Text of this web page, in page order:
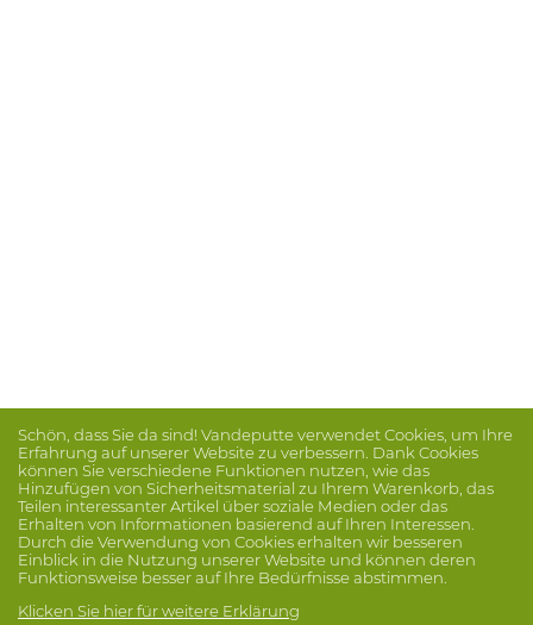
Schön, dass Sie da sind! Vandeputte verwendet Cookies, um Ihre
Erfahrung auf unserer Website zu verbessern. Dank Cookies
können Sie verschiedene Funktionen nutzen, wie das
Hinzufügen von Sicherheitsmaterial zu Ihrem Warenkorb, das
Teilen interessanter Artikel über soziale Medien oder das
Erhalten von Informationen basierend auf Ihren Interessen.
Durch die Verwendung von Cookies erhalten wir besseren
Einblick in die Nutzung unserer Website und können deren
Funktionsweise besser auf Ihre Bedürfnisse abstimmen.
Klicken Sie hier für weitere Erklärung